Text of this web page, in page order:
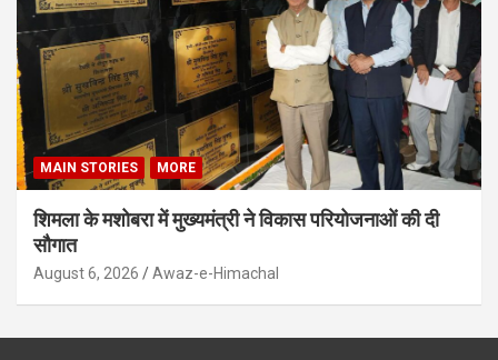
MAIN STORIES MORE
शिमला के मशोबरा में मुख्यमंत्री ने विकास परियोजनाओं की दी
सौगात
August 6, 2026 Awaz-e-Himachal